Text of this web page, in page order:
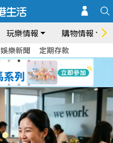
玩樂情報 購物情報
娛樂新聞 定期存款